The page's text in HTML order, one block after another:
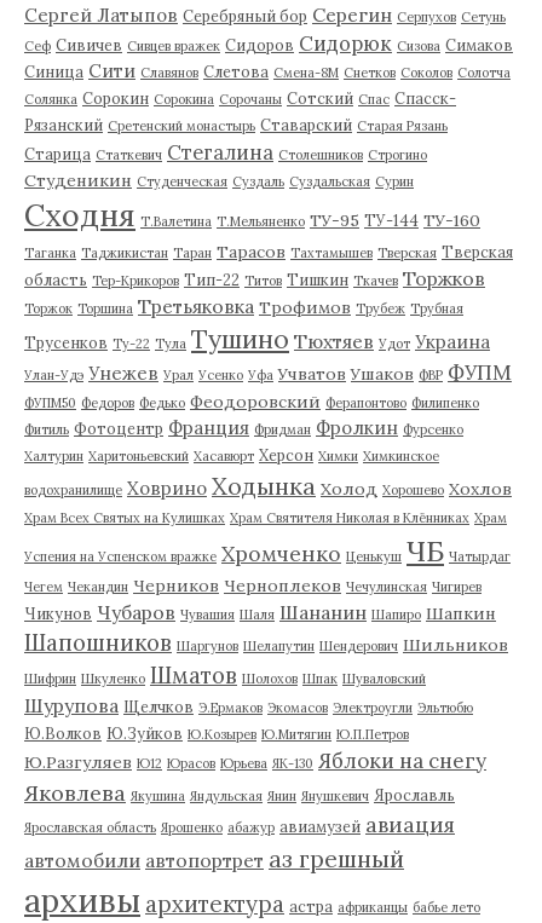
Сергей Латыпов Серебряный бор Серегин Серпухов Сетунь
Сеф Сивичев Сивцев вражек Сидоров Сидорюк Сизова Симаков
Синица Сити Славянов Слетова Смена-8М Снетков Соколов Солотча
Солянка Сорокин Сорокина Сорочаны Сотский Спас Спасск-
Рязанский Сретенский монастырь Ставарский Старая Рязань
Старица Статкевич Стегалина Столешников Строгино
Студеникин Студенческая Суздаль Суздальская Сурин
Сходня Т.Валетина Т.Мельяненко ТУ-95 ТУ-144 ТУ-160
Таганка Таджикистан Таран Тарасов Тахтамышев Тверская Тверская
область Тер-Крикоров Тип-22 Титов Тишкин Ткачев Торжков
Торжок Торшина Третьяковка Трофимов Трубеж Трубная
Трусенков Ту-22 Тула Тушино Тюхтяев Удот Украина
Улан-Удэ Унежев Урал Усенко Уфа Учватов Ушаков ФВР ФУПМ
ФУПМ50 Федоров Федько Феодоровский Ферапонтово Филипенко
Фитиль Фотоцентр Франция Фридман Фролкин Фурсенко
Халтурин Харитоньевский Хасавюрт Херсон Химки Химкинское
водохранилище Ховрино Ходынка Холод Хорошево Хохлов
Храм Всех Святых на Кулишках Храм Святителя Николая в Клённиках Храм
Успения на Успенском вражке Хромченко Ценькуш ЧБ Чатырдаг
Чегем Чекандин Черников Черноплеков Чечулинская Чигирев
Чикунов Чубаров Чувашия Шаля Шананин Шапиро Шапкин
Шапошников Шаргунов Шелапутин Шендерович Шильников
Шифрин Шкуленко Шматов Шолохов Шпак Шуваловский
Шурупова Щелчков Э.Ермаков Экомасов Электроугли Эльтюбю
Ю.Волков Ю.Зуйков Ю.Козырев Ю.Митягин Ю.П.Петров
Ю.Разгуляев Ю12 Юрасов Юрьева ЯК-130 Яблоки на снегу
Яковлева Якушина Яндульская Янин Янушкевич Ярославль
Ярославская область Ярошенко абажур авиамузей авиация
автомобили автопортрет аз грешный
архивы архитектура астра африканцы бабье лето